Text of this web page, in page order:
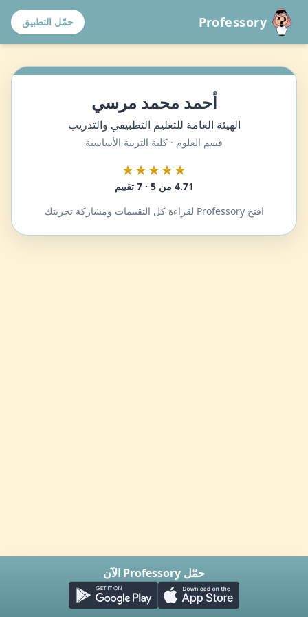
Professory حمّل التطبيق
أحمد محمد مرسي
الهيئة العامة للتعليم التطبيقي والتدريب
قسم العلوم · كلية التربية الأساسية
★★★★★
4.71 من 5 · 7 تقييم
افتح Professory لقراءة كل التقييمات ومشاركة تجربتك
حمّل Professory الآن